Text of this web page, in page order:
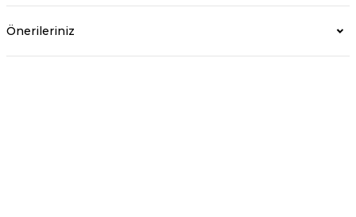
Önerileriniz